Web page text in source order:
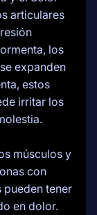
articulares
los
expanden
estos
irritar los
músculos y
con
pueden tener
en dolor.